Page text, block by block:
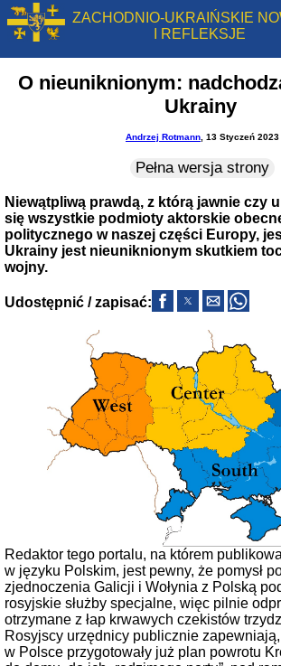
ZACHODNIO-UKRAIŃSKIE
I REFLEKSJE
O nieuniknionym:
Ukrainy
Andrzej Rotmann , 13 Styczeń 2023
Pełna wersja strony
Niewątpliwą prawdą, z którą jawnie czy
się wszystkie podmioty aktorskie
politycznego w naszej części Europy,
Ukrainy jest nieuniknionym skutkiem
wojny.
Udostępnić / zapisać:
Redaktor tego portalu, na którem
w języku Polskim, jest pewny, że pomysł
zjednoczenia Galicji i Wołynia z Polską
rosyjskie służby specjalne, więc pilnie
otrzymane z łap krwawych czekistów
Rosyjscy urzędnicy publicznie
w Polsce przygotowały już plan powrotu